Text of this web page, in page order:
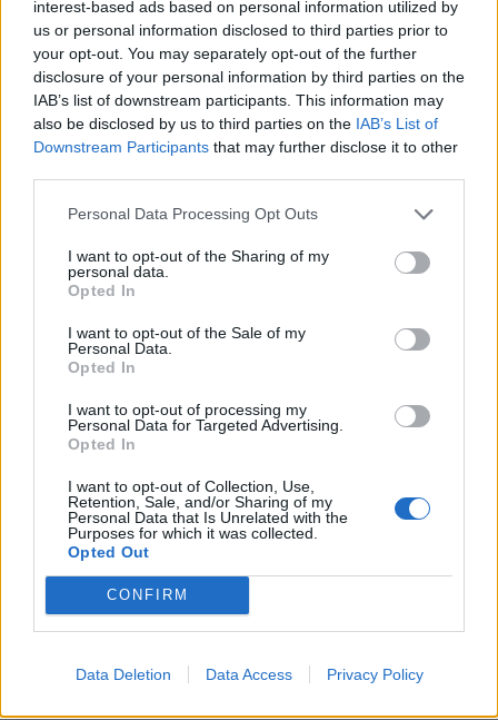
interest-based ads based on personal information utilized by
us or personal information disclosed to third parties prior to
your opt-out. You may separately opt-out of the further
disclosure of your personal information by third parties on the
IAB’s list of downstream participants. This information may
also be disclosed by us to third parties on the IAB’s List of
Downstream Participants that may further disclose it to other
Personal Data Processing Opt Outs
I want to opt-out of the Sharing of my
personal data.
Opted In
I want to opt-out of the Sale of my
Personal Data.
Opted In
I want to opt-out of processing my
Personal Data for Targeted Advertising.
Opted In
I want to opt-out of Collection, Use,
Retention, Sale, and/or Sharing of my
Personal Data that Is Unrelated with the
Purposes for which it was collected.
Opted Out
CONFIRM
Data Deletion Data Access Privacy Policy
Ακολουθήστε το Pink.gr στο Google Newsκαι
μάθετε πρώτοιτα πιο hot νέα.